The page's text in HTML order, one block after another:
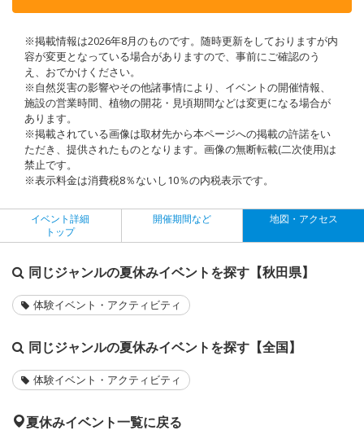
※掲載情報は2026年8月のものです。随時更新をしておりますが内
容が変更となっている場合がありますので、事前にご確認のう
え、おでかけください。
※自然災害の影響やその他諸事情により、イベントの開催情報、
施設の営業時間、植物の開花・見頃期間などは変更になる場合が
あります。
※掲載されている画像は取材先から本ページへの掲載の許諾をい
ただき、提供されたものとなります。画像の無断転載(二次使用)は
禁止です。
※表示料金は消費税8％ないし10％の内税表示です。
イベント詳細
トップ
開催期間など 地図・アクセス
同じジャンルの夏休みイベントを探す【秋田県】
体験イベント・アクティビティ
同じジャンルの夏休みイベントを探す【全国】
体験イベント・アクティビティ
夏休みイベント一覧に戻る